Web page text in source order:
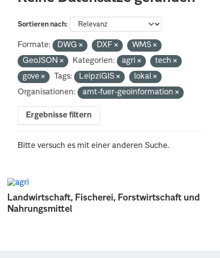
Landwirtschaft, Fischerei, Forstwirtschaft und
Nahrungsmittel
Sortieren nach
Formate: DWG DXF
WMS
GeoJSON
Kategorien: agri
tech
gove
Tags: LeipziGIS
lokal
Organisationen:
amt-fuer-geoinformation
Ergebnisse filtern
Bitte versuch es mit einer anderen Suche.